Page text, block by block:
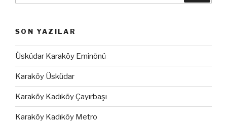
SON YAZILAR
Üsküdar Karaköy Eminönü
Karaköy Üsküdar
Karaköy Kadıköy Çayırbaşı
Karaköy Kadıköy Metro